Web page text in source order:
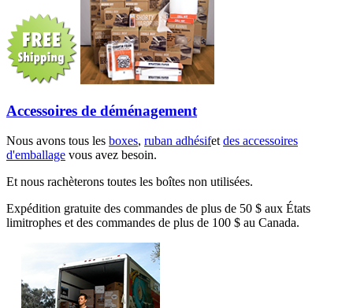
Accessoires de déménagement
Nous avons tous les boxes, ruban adhésifetdes accessoires
d'emballage vous avez besoin.
Et nous rachèterons toutes les boîtes non utilisées.
Expédition gratuite des commandes de plus de 50 $ aux États
limitrophes et des commandes de plus de 100 $ au Canada.